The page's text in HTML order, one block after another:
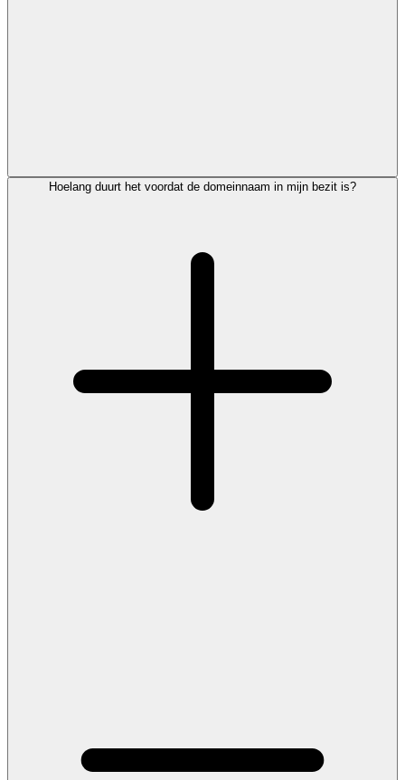
Hoelang duurt het voordat de domeinnaam in mijn bezit is?